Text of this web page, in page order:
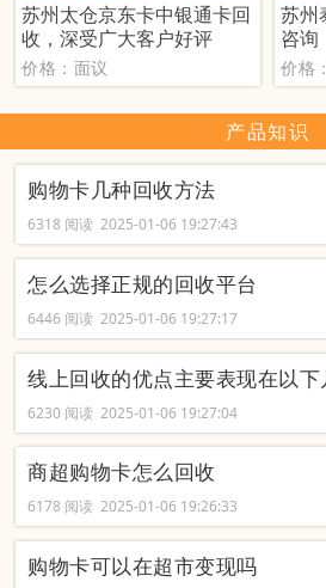
苏州太仓京东卡中银通卡回
收，深受广大客户好评
价格：面议
苏州
咨询
价格
产品知识
购物卡几种回收方法
6318 阅读 2025-01-06 19:27:43
怎么选择正规的回收平台
6446 阅读 2025-01-06 19:27:17
线上回收的优点主要表现在以
6230 阅读 2025-01-06 19:27:04
商超购物卡怎么回收
6178 阅读 2025-01-06 19:26:33
购物卡可以在超市变现吗